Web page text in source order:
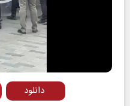
Play
Video
دانلود